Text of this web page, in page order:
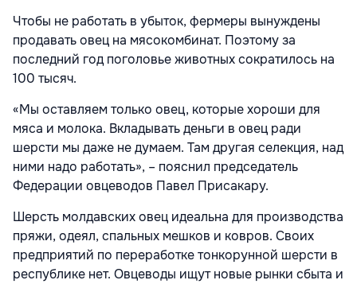
Чтобы не работать в убыток, фермеры вынуждены
продавать овец на мясокомбинат. Поэтому за
последний год поголовье животных сократилось на
100 тысяч.
«Мы оставляем только овец, которые хороши для
мяса и молока. Вкладывать деньги в овец ради
шерсти мы даже не думаем. Там другая селекция, над
ними надо работать», – пояснил председатель
Федерации овцеводов Павел Присакару.
Шерсть молдавских овец идеальна для производства
пряжи, одеял, спальных мешков и ковров. Своих
предприятий по переработке тонкорунной шерсти в
республике нет. Овцеводы ищут новые рынки сбыта и